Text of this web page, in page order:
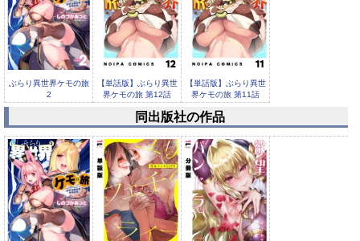
ぶらり異世界ケモの旅
2
【単話版】ぶらり異世
界ケモの旅 第12話
【単話版】ぶらり異世
界ケモの旅 第11話
【単話版】ぶらり異世
同出版社の作品